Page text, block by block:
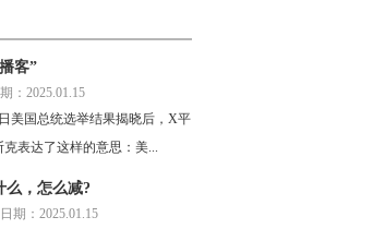
客”
：2025.01.15
国总统选举结果揭晓后，X平
表达了这样的意思：美...
么，怎么减?
期：2025.01.15